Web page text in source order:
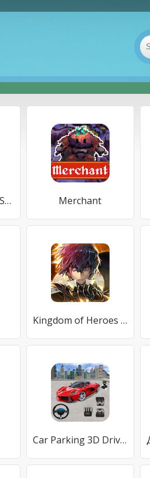
Secret Tower VIP (Super fast growing idle RPG) Merchant
Kingdom of Heroes Season 2 : The Broken King
Car Parking 3D Driving Simulator - New Car Games